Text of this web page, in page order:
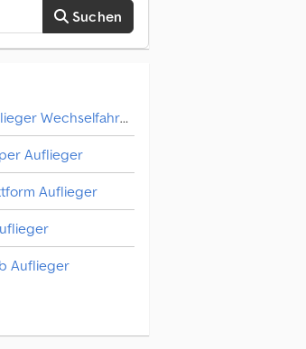
Suchen
Trailor Auflieger Wechselfahrgestell
Auflieger
Auflieger
Auflieger
Auflieger